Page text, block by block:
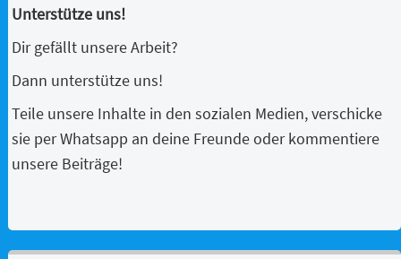
Unterstütze uns!
Dir gefällt unsere Arbeit?
Dann unterstütze uns!
Teile unsere Inhalte in den sozialen Medien, verschicke
sie per Whatsapp an deine Freunde oder kommentiere
unsere Beiträge!